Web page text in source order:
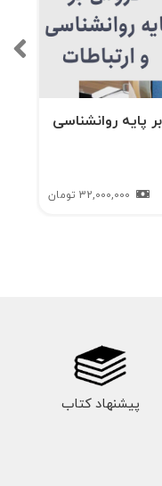
پایه روانشناسی
32,000,000 تومان
پیشنهاد کتاب